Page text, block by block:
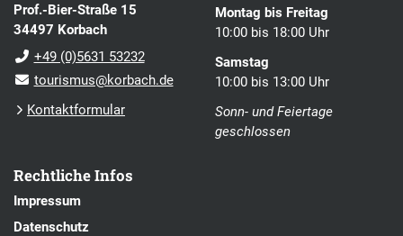
Prof.-Bier-Straße 15
34497 Korbach
+49 (0)5631 53232
tourismus@korbach.de
Kontaktformular
Montag bis Freitag
10:00 bis 18:00 Uhr
Samstag
10:00 bis 13:00 Uhr
Sonn- und Feiertage
geschlossen
Rechtliche Infos
Impressum
Datenschutz